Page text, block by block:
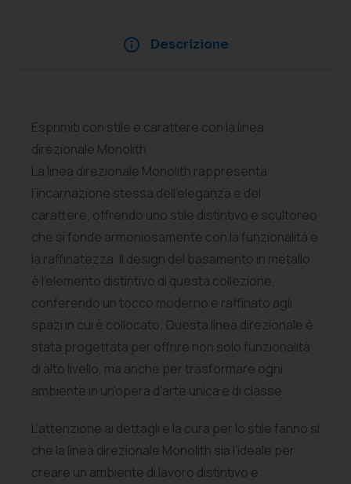
Descrizione
Esprimiti con stile e carattere con la linea
direzionale Monolith
La linea direzionale Monolith rappresenta
l’incarnazione stessa dell’eleganza e del
carattere, offrendo uno stile distintivo e scultoreo
che si fonde armoniosamente con la funzionalità e
la raffinatezza. Il design del basamento in metallo
è l’elemento distintivo di questa collezione,
conferendo un tocco moderno e raffinato agli
spazi in cui è collocato. Questa linea direzionale è
stata progettata per offrire non solo funzionalità
di alto livello, ma anche per trasformare ogni
ambiente in un’opera d’arte unica e di classe.
L’attenzione ai dettagli e la cura per lo stile fanno sì
che la linea direzionale Monolith sia l’ideale per
creare un ambiente di lavoro distintivo e